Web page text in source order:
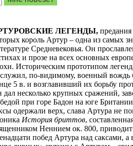
ЛЕГЕНДЫ,
король Артур – одна из самых
Средневековья. Он
и прозе на всех основных
Историческим прототипом
по-видимому, военный
5 в. и возглавивший их борьбу
дал несколько крупных сражений,
при горе Бадон на юге
одержали верх, слава Артура не
История бриттов,
Неннием ок. 800, приводит
побед Артура над саксами, а